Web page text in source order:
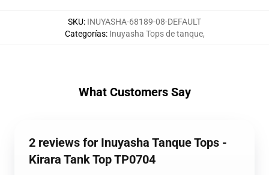
SKU: INUYASHA-68189-08-DEFAULT
Categorías: Inuyasha Tops de tanque,
What Customers Say
2 reviews for Inuyasha Tanque Tops -
Kirara Tank Top TP0704